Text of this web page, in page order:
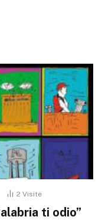
2 Visite
ti odio”